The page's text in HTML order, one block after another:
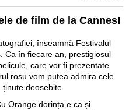
de film de la Cannes!
înseamnă Festivalul
Ca în fiecare an, prestigiosul
care vor fi prezentate
roșu vom putea admira cele
deosebite.
Orange dorința e ca și